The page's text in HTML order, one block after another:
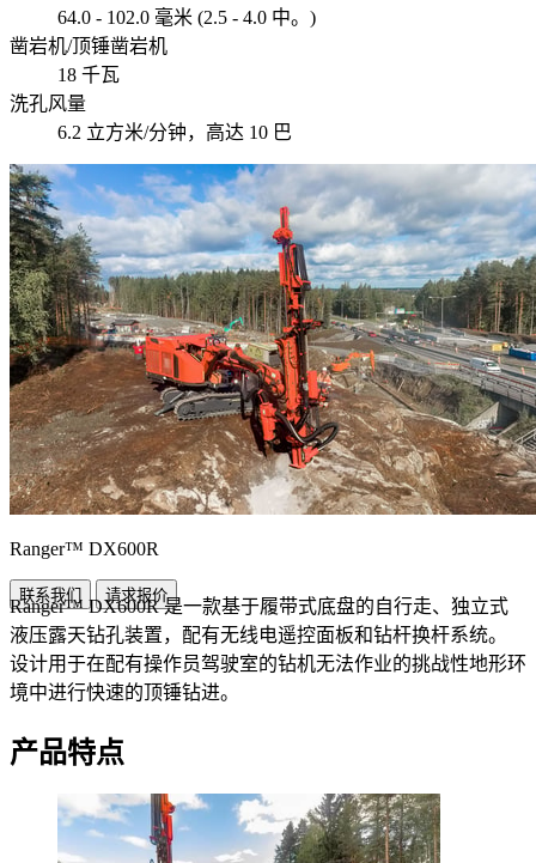
64.0 - 102.0 毫米 (2.5 - 4.0 中。)
凿岩机/顶锤凿岩机
18 千瓦
洗孔风量
6.2 立方米/分钟，高达 10 巴
Ranger™ DX600R
联系我们 请求报价
Ranger™ DX600R 是一款基于履带式底盘的自行走、独立式
液压露天钻孔装置，配有无线电遥控面板和钻杆换杆系统。
设计用于在配有操作员驾驶室的钻机无法作业的挑战性地形环
境中进行快速的顶锤钻进。
产品特点